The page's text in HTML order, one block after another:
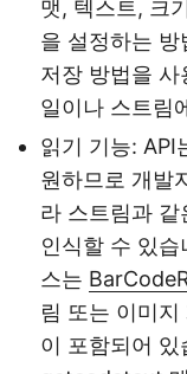
맷, 텍스트, 크
을 설정하는 방
저장 방법을
일이나 스트림
읽기 기능: API
원하므로 개발
라 스트림과
인식할 수 있
스는
림 또는 이미
이 포함되어 있